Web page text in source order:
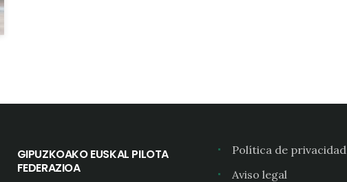
GIPUZKOAKO EUSKAL PILOTA
FEDERAZIOA
Política de privacidad
Aviso legal